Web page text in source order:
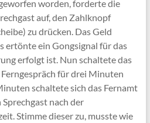
worden, forderte die
auf, den Zahlknopf
zu drücken. Das Geld
ertönte ein Gongsignal für das
erfolgt ist. Nun schaltete das
für drei Minuten
schaltete sich das Fernamt
nach der
Stimme dieser zu, musste wie